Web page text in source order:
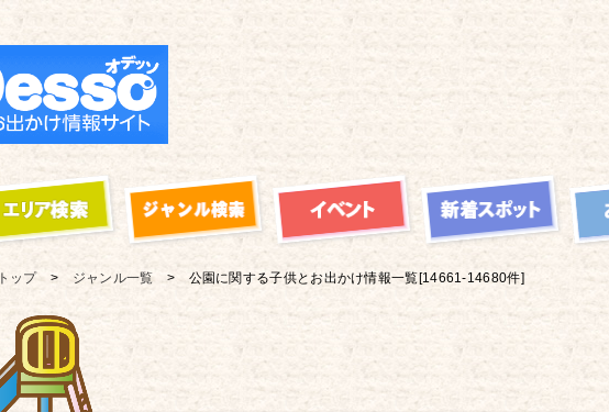
トップ ジャンル一覧 公園に関する子供とお出かけ情報一覧[14661-14680件]